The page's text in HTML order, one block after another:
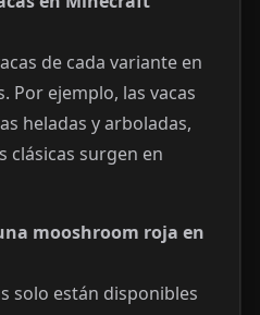
de cada variante en
Por ejemplo, las vacas
heladas y arboladas,
clásicas surgen en
mooshroom roja en
solo están disponibles